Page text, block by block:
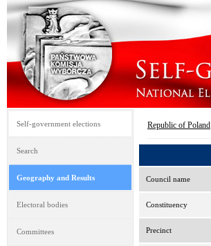
Self-government elections
Search
Geography and Results
Electoral bodies
Committees
Republic of Poland
Council name
Constituency
Precinct